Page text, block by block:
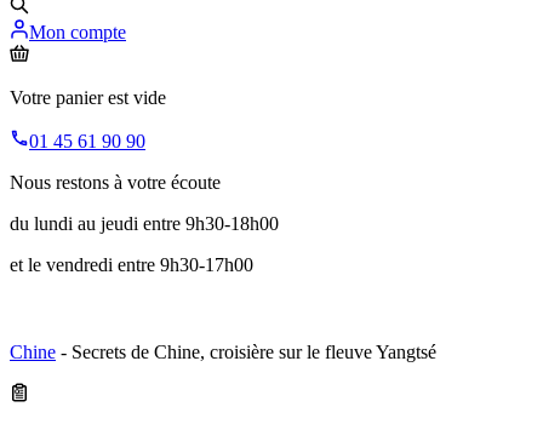
Mon compte
Votre panier est vide
01 45 61 90 90
Nous restons à votre écoute
du lundi au jeudi entre 9h30-18h00
et le vendredi entre 9h30-17h00
Chine - Secrets de Chine, croisière sur le fleuve Yangtsé